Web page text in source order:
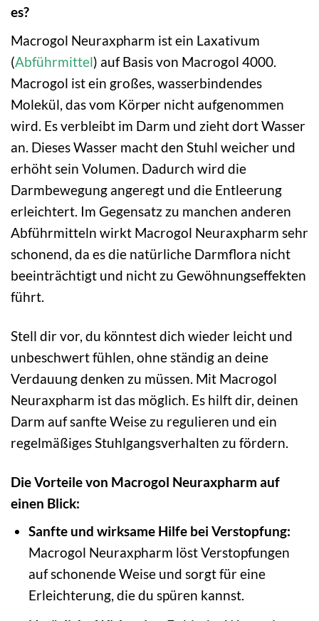
es?
Macrogol Neuraxpharm ist ein Laxativum
(Abführmittel) auf Basis von Macrogol 4000.
Macrogol ist ein großes, wasserbindendes
Molekül, das vom Körper nicht aufgenommen
wird. Es verbleibt im Darm und zieht dort Wasser
an. Dieses Wasser macht den Stuhl weicher und
erhöht sein Volumen. Dadurch wird die
Darmbewegung angeregt und die Entleerung
erleichtert. Im Gegensatz zu manchen anderen
Abführmitteln wirkt Macrogol Neuraxpharm sehr
schonend, da es die natürliche Darmflora nicht
beeinträchtigt und nicht zu Gewöhnungseffekten
führt.
Stell dir vor, du könntest dich wieder leicht und
unbeschwert fühlen, ohne ständig an deine
Verdauung denken zu müssen. Mit Macrogol
Neuraxpharm ist das möglich. Es hilft dir, deinen
Darm auf sanfte Weise zu regulieren und ein
regelmäßiges Stuhlgangsverhalten zu fördern.
Die Vorteile von Macrogol Neuraxpharm auf
einen Blick:
Sanfte und wirksame Hilfe bei Verstopfung:
Macrogol Neuraxpharm löst Verstopfungen
auf schonende Weise und sorgt für eine
Erleichterung, die du spüren kannst.